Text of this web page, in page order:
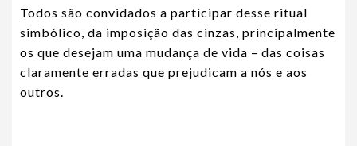
Todos são convidados a participar desse ritual
simbólico, da imposição das cinzas, principalmente
os que desejam uma mudança de vida – das coisas
claramente erradas que prejudicam a nós e aos
outros.